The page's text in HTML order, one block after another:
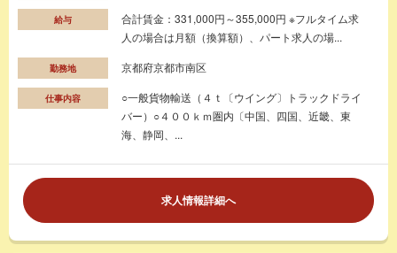
給与
合計賃金：331,000円～355,000円 ※フルタイム求
人の場合は月額（換算額）、パート求人の場...
勤務地 京都府京都市南区
仕事内容
○一般貨物輸送（４ｔ〔ウイング〕トラックドライ
バー）○４００ｋｍ圏内〔中国、四国、近畿、東
海、静岡、...
求人情報詳細へ